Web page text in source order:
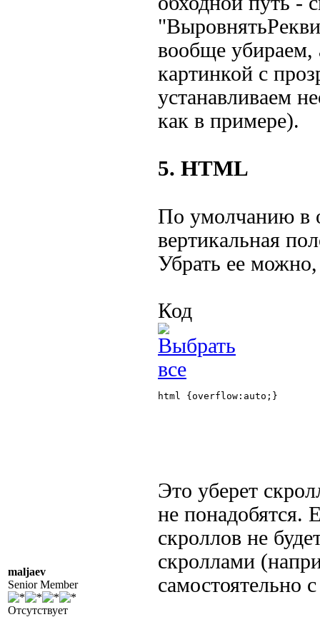
maljaev
Senior Member
Отсутствует
вообще убираем,
картинкой с
устанавливаем
как в примере).
5. HTML
По умолчанию в
вертикальная
Убрать ее
Код
html {overflow:auto;}
Это уберет
не понадобятся.
скроллов не
скроллами
самостоятельно